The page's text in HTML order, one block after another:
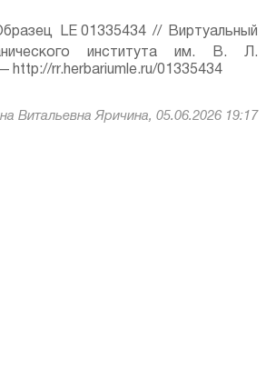
LE 01335434 // Виртуальный
института им. В. Л.
rr.herbariumle.ru/01335434
Витальевна Яричина, 05.06.2026 19:17